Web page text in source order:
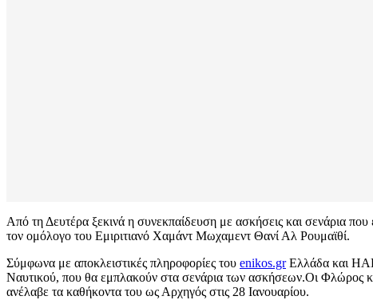
Από τη Δευτέρα ξεκινά η συνεκπαίδευση με ασκήσεις και σενάρια
τον ομόλογο του Εμιριτιανό Χαμάντ Μωχαμεντ Θανί Αλ Ρουμαϊθί.
Σύμφωνα με αποκλειστικές πληροφορίες του enikos.grΕλλάδα και ΗΑΕ
Ναυτικού, που θα εμπλακούν στα σενάρια των ασκήσεων.Οι Φλώρος
ανέλαβε τα καθήκοντα του ως Αρχηγός στις 28 Ιανουαρίου.